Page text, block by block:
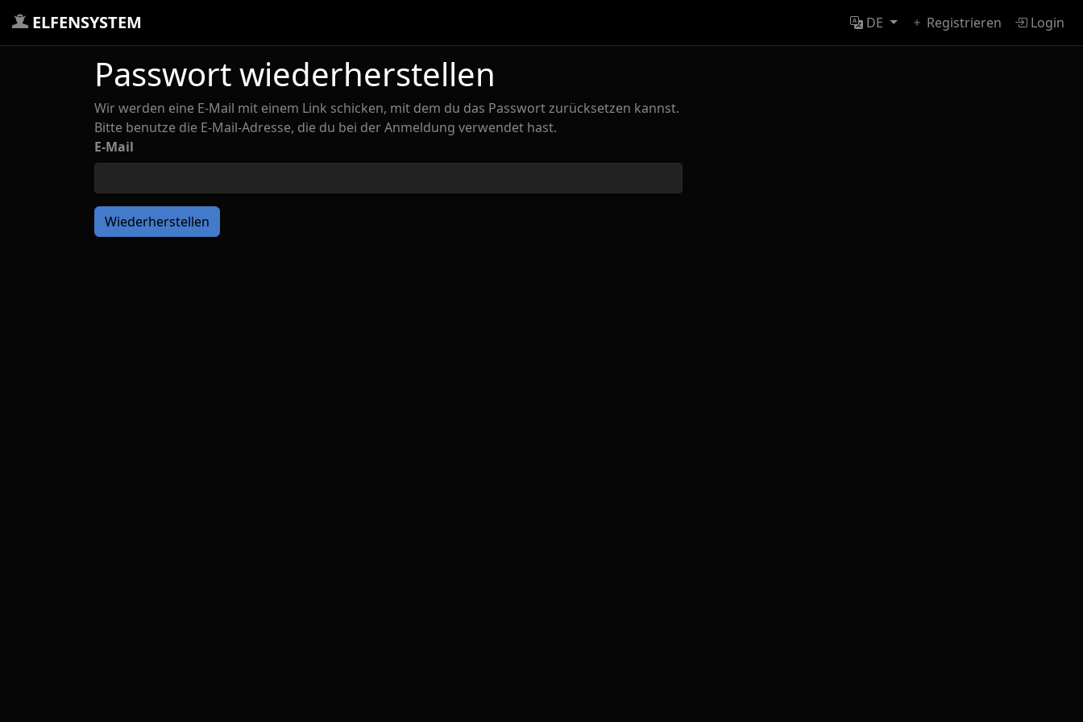
ELFENSYSTEM DE Registrieren Login
Passwort wiederherstellen
Wir werden eine E-Mail mit einem Link schicken, mit dem du das Passwort zurücksetzen kannst.
Bitte benutze die E-Mail-Adresse, die du bei der Anmeldung verwendet hast.
E-Mail
Wiederherstellen